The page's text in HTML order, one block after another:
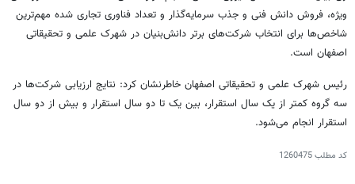
ویژه، فروش دانش فنی و جذب سرمایه‌گذار و تعداد فناوری تجاری شده مهم‌ترین
شاخص‌ها برای انتخاب شرکت‌های برتر دانش‌بنیان در شهرک علمی و تحقیقاتی
اصفهان است.
رئیس شهرک علمی و تحقیقاتی اصفهان خاطرنشان کرد: نتایج ارزیابی شرکت‌ها در
سه گروه کمتر از یک سال استقرار، بین یک تا دو سال استقرار و بیش از دو سال
استقرار انجام می‌شود.
کد مطلب1260475